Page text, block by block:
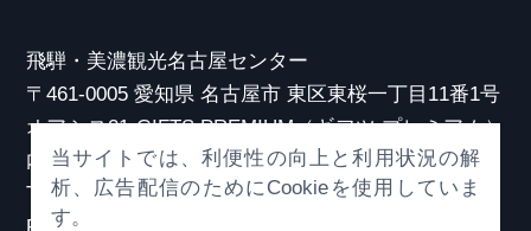
飛騨・美濃観光名古屋センター
〒461-0005 愛知県 名古屋市 東区東桜一丁目11番1号
オアシス21 GIFTS PREMIUM（ギフツ プレミアム）
内
TEL：052-253-6185
当サイトでは、利便性の向上と利用状況の解
析、広告配信のためにCookieを使用していま
す。